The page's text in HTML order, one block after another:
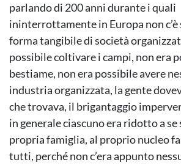
parlando di 200 anni durante i quali
ininterrottamente in Europa non c’è
forma tangibile di società
possibile coltivare i campi, non era
bestiame, non era possibile avere
industria organizzata, la gente
che trovava, il brigantaggio
in generale ciascuno era ridotto a se
propria famiglia, al proprio nucleo
tutti, perché non c’era appunto